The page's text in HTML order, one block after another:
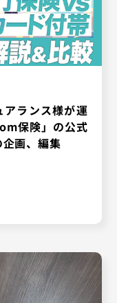
ランス様が運
保険」の公式
画、編集